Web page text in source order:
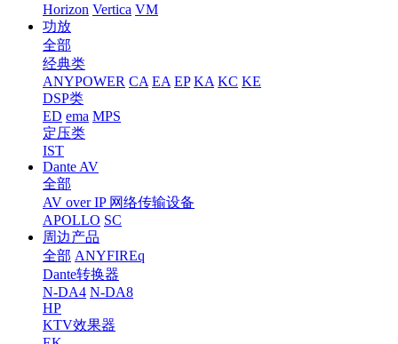
Horizon Vertica VM
功放
全部
经典类
ANYPOWER CA EA EP KA KC KE
DSP类
ED ema MPS
定压类
IST
Dante AV
全部
AV over IP 网络传输设备
APOLLO SC
周边产品
全部 ANYFIREq
Dante转换器
N-DA4 N-DA8
HP
KTV效果器